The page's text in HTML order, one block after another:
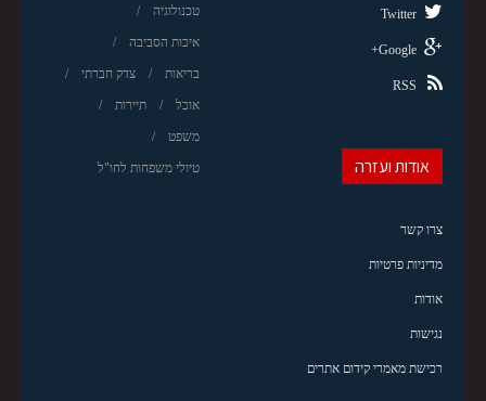
טכנולוגיה
איכות הסביבה
בריאות צדק חברתי
אוכל תיירות
משפט
טיולי משפחות לחו"ל
Twitter
Google+
RSS
אודות ועזרה
צרו קשר
מדיניות פרטיות
אודות
נגישות
רכישת מאמרי קידום אתרים